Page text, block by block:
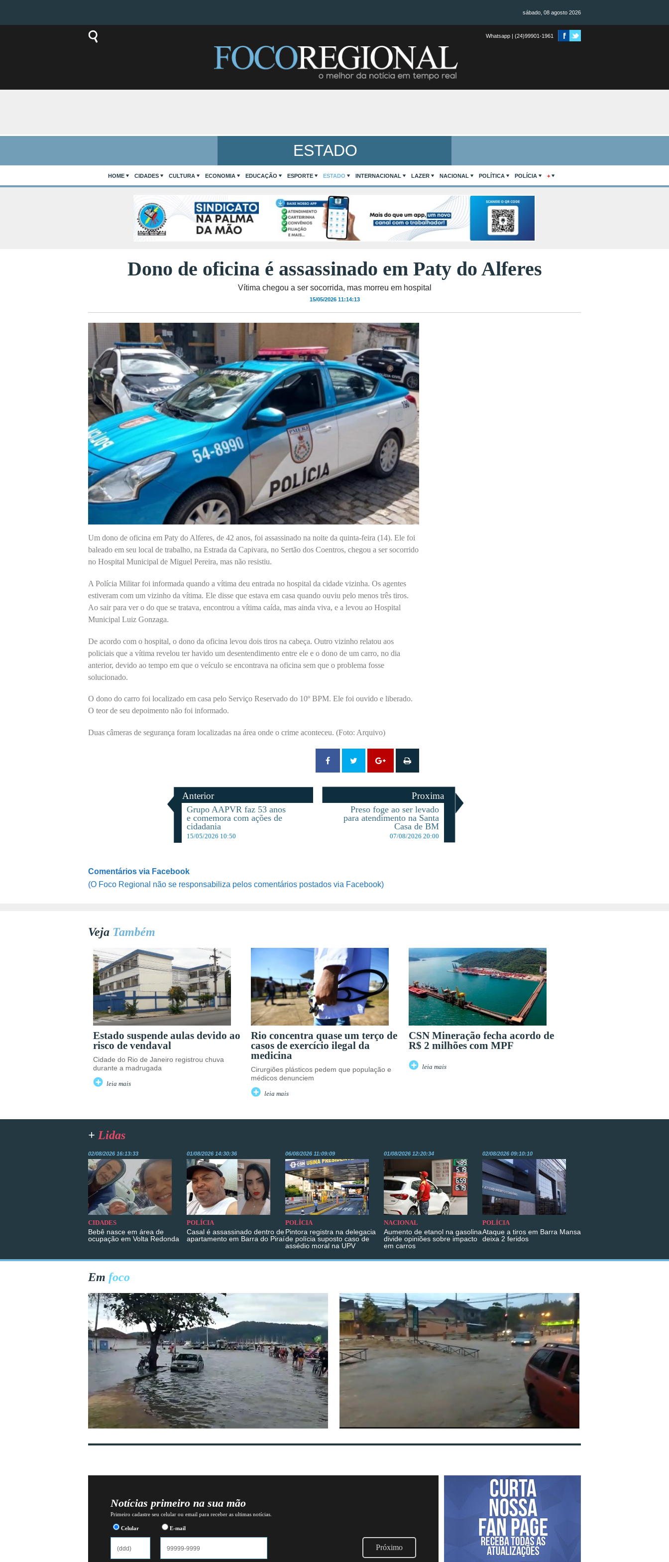
sábado, 08 agosto 2026
Whatsapp | (24)99901-1961
ESTADO
HOME CIDADES CULTURA ECONOMIA EDUCAÇÃO ESPORTE ESTADO INTERNACIONAL LAZER NACIONAL POLÍTICA POLÍCIA +
Dono de oficina é assassinado em Paty do Alferes
Vítima chegou a ser socorrida, mas morreu em hospital
15/05/2026 11:14:13
Um dono de oficina em Paty do Alferes, de 42 anos, foi assassinado na noite da quinta-feira (14). Ele foi
baleado em seu local de trabalho, na Estrada da Capivara, no Sertão dos Coentros, chegou a ser socorrido
no Hospital Municipal de Miguel Pereira, mas não resistiu.
A Polícia Militar foi informada quando a vítima deu entrada no hospital da cidade vizinha. Os agentes
estiveram com um vizinho da vítima. Ele disse que estava em casa quando ouviu pelo menos três tiros.
Ao sair para ver o do que se tratava, encontrou a vítima caída, mas ainda viva, e a levou ao Hospital
Municipal Luiz Gonzaga.
De acordo com o hospital, o dono da oficina levou dois tiros na cabeça. Outro vizinho relatou aos
policiais que a vítima revelou ter havido um desentendimento entre ele e o dono de um carro, no dia
anterior, devido ao tempo em que o veículo se encontrava na oficina sem que o problema fosse
solucionado.
O dono do carro foi localizado em casa pelo Serviço Reservado do 10º BPM. Ele foi ouvido e liberado.
O teor de seu depoimento não foi informado.
Duas câmeras de segurança foram localizadas na área onde o crime aconteceu. (Foto: Arquivo)
Anterior
Grupo AAPVR faz 53 anos
e comemora com ações de
cidadania
15/05/2026 10:50
Proxima
Preso foge ao ser levado
para atendimento na Santa
Casa de BM
07/08/2026 20:00
Comentários via Facebook
(O Foco Regional não se responsabiliza pelos comentários postados via Facebook)
Veja Também
Estado suspende aulas devido ao
risco de vendaval
Cidade do Rio de Janeiro registrou chuva
durante a madrugada
leia mais
Rio concentra quase um terço de
casos de exercício ilegal da
medicina
Cirurgiões plásticos pedem que população e
médicos denunciem
leia mais
CSN Mineração fecha acordo de
R$ 2 milhões com MPF
leia mais
+ Lidas
02/08/2026 16:13:33
CIDADES
Bebê nasce em área de
ocupação em Volta Redonda
01/08/2026 14:30:36
POLÍCIA
Casal é assassinado dentro de
apartamento em Barra do Piraí
06/08/2026 11:09:09
POLÍCIA
Pintora registra na delegacia
de polícia suposto caso de
assédio moral na UPV
01/08/2026 12:20:34
NACIONAL
Aumento de etanol na gasolina
divide opiniões sobre impacto
em carros
02/08/2026 09:10:10
POLÍCIA
Ataque a tiros em Barra Mansa
deixa 2 feridos
Em foco
Notícias primeiro na sua mão
Primeiro cadastre seu celular ou email para receber as ultimas notícias.
Celular E-mail
Próximo